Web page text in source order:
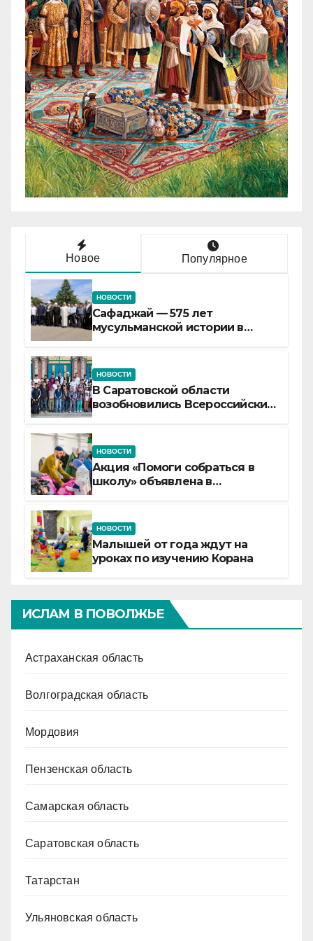
Новое Популярное
НОВОСТИ
Сафаджай — 575 лет
мусульманской истории в
НОВОСТИ
В Саратовской области
возобновились Всероссийские
НОВОСТИ
Акция «Помоги собраться в
школу» объявлена в
НОВОСТИ
Малышей от года ждут на
уроках по изучению Корана
ИСЛАМ В ПОВОЛЖЬЕ
Астраханская область
Волгоградская область
Мордовия
Пензенская область
Самарская область
Саратовская область
Татарстан
Ульяновская область